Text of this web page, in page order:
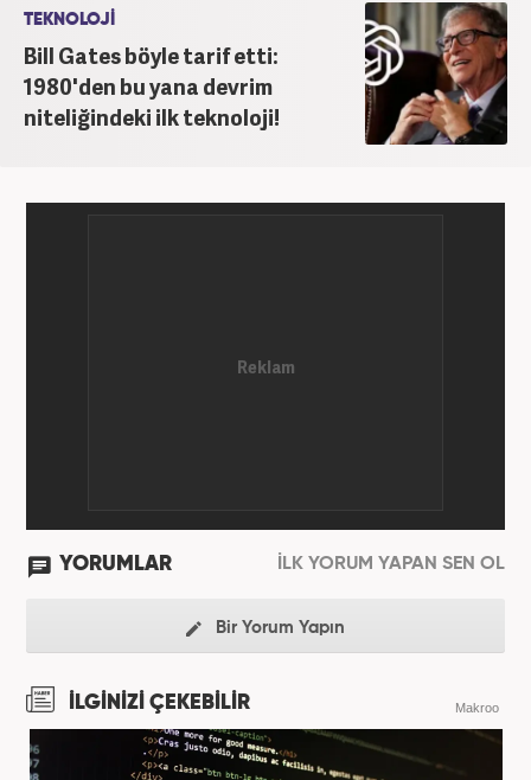
TEKNOLOJİ
Bill Gates böyle tarif etti:
1980'den bu yana devrim
niteliğindeki ilk teknoloji!
YORUMLAR İLK YORUM YAPAN SEN OL
Bir Yorum Yapın
İLGİNİZİ ÇEKEBİLİR Makroo